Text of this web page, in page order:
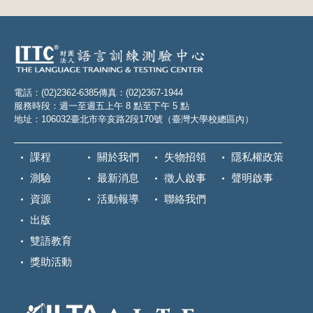
電話：(02)2362-6385傳真：(02)2367-1944
服務時段：週一至週五上午 8 點至下午 5 點
地址：106032臺北市辛亥路2段170號（臺灣大學校總區內）
課程
測驗
資源
出版
雙語教育
獎助活動
關於我們
最新消息
活動報導
失物招領
徵人啟事
聯絡我們
隱私權政策
聲明啟事